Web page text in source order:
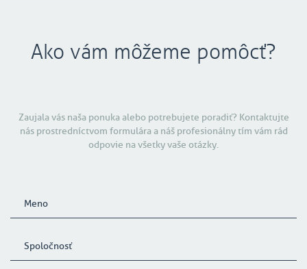
Ako vám môžeme pomôcť?
Zaujala vás naša ponuka alebo potrebujete poradiť? Kontaktujte
nás prostredníctvom formulára a náš profesionálny tím vám rád
odpovie na všetky vaše otázky.